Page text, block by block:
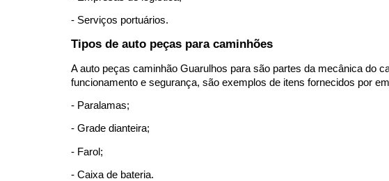
- Serviços portuários.
Tipos de auto peças para caminhões
A auto peças caminhão Guarulhos para são partes da mecânica do
funcionamento e segurança, são exemplos de itens fornecidos por
- Paralamas;
- Grade dianteira;
- Farol;
- Caixa de bateria.